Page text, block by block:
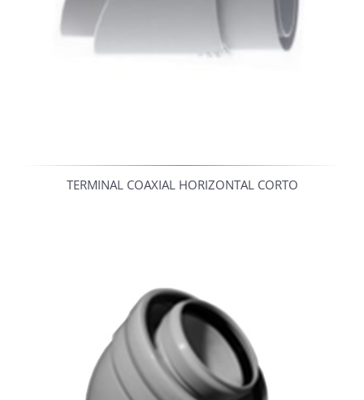
TERMINAL COAXIAL HORIZONTAL CORTO